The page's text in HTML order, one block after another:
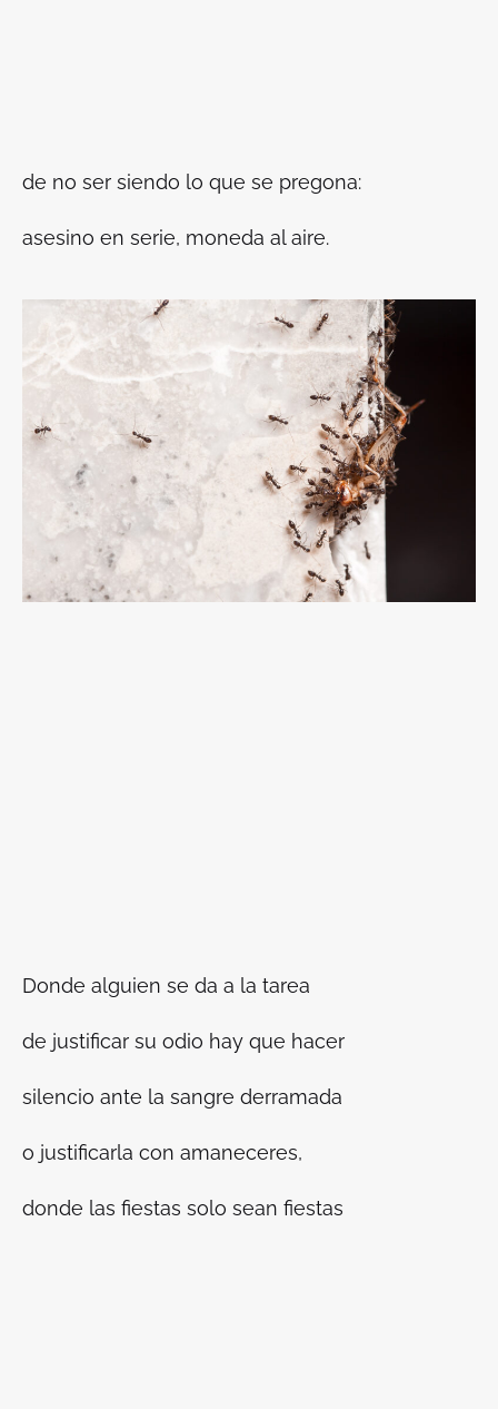
de no ser siendo lo que se pregona:
asesino en serie, moneda al aire.
Donde alguien se da a la tarea
de justificar su odio hay que hacer
silencio ante la sangre derramada
o justificarla con amaneceres,
donde las fiestas solo sean fiestas